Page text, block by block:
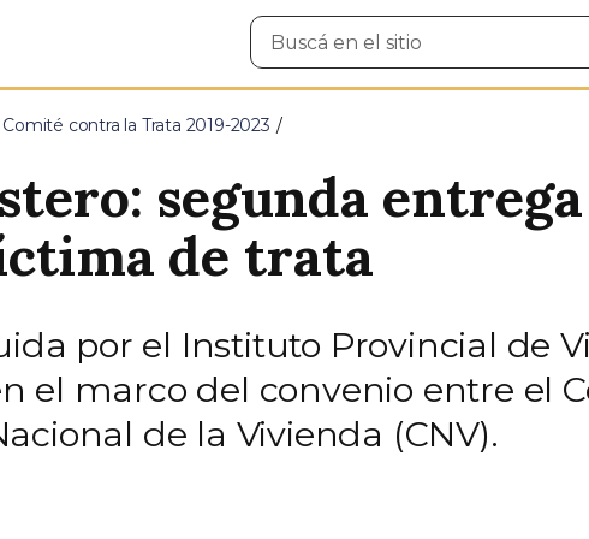
Buscar
en
contra la Trata 2019-2023
segunda
de trata
por el Instituto Provincial de
el marco del convenio entre el
de la Vivienda (CNV).